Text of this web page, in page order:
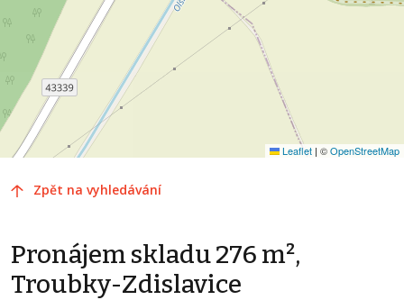
Leaflet | ©OpenStreetMap
Zpět na vyhledávání
Pronájem skladu 276 m²,
Troubky-Zdislavice